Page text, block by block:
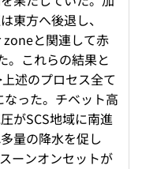
東方へ後退し、
と関連して赤
。これらの結果と
述のプロセス全て
った。チベット高
がSCS地域に南進
量の降水を促し
ーンオンセットが